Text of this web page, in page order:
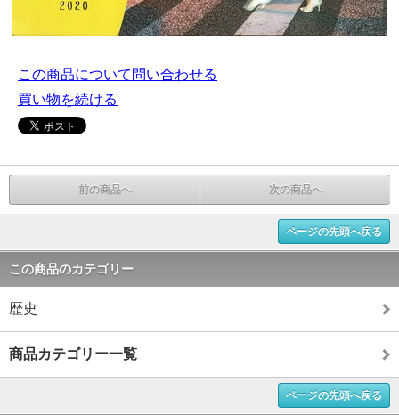
この商品について問い合わせる
買い物を続ける
前の商品へ 次の商品へ
ページの先頭へ戻る
この商品のカテゴリー
歴史
商品カテゴリー一覧
ページの先頭へ戻る